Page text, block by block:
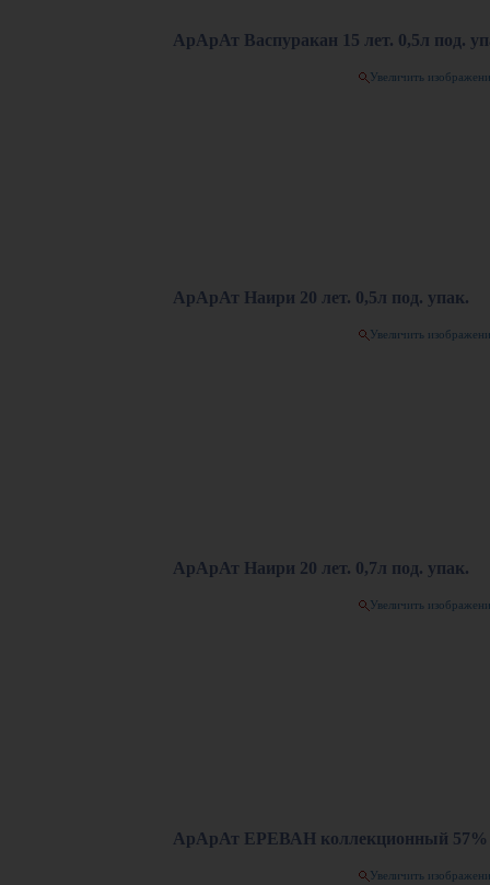
АрАрАт Васпуракан 15 лет. 0,5л под.
Увеличить
АрАрАт Наири 20 лет. 0,5л под. упак.
Увеличить
АрАрАт Наири 20 лет. 0,7л под. упак.
Увеличить
АрАрАт ЕРЕВАН коллекционный 57%
Увеличить